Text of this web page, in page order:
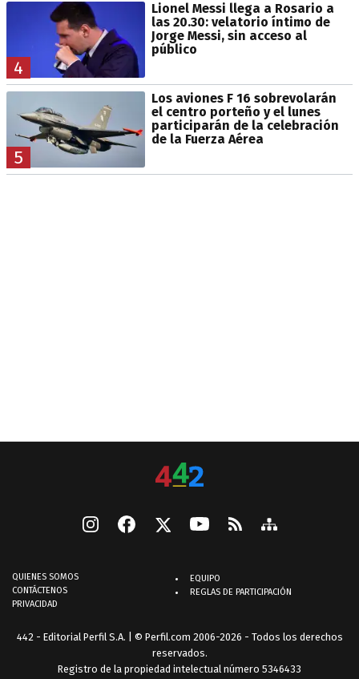
4
Lionel Messi llega a Rosario a
las 20.30: velatorio íntimo de
Jorge Messi, sin acceso al
público
5
Los aviones F 16 sobrevolarán
el centro porteño y el lunes
participarán de la celebración
de la Fuerza Aérea
QUIENES SOMOS
CONTÁCTENOS
PRIVACIDAD
EQUIPO
REGLAS DE PARTICIPACIÓN
442 - Editorial Perfil S.A. | © Perfil.com 2006-2026 - Todos los derechos
reservados.
Registro de la propiedad intelectual número 5346433